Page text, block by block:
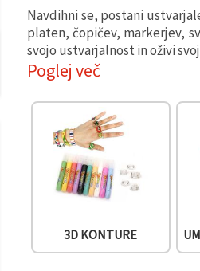
Navdihni se, postani
platen, čopičev, markerjev,
svojo ustvarjalnost in oživi
Poglej več
3D KONTURE